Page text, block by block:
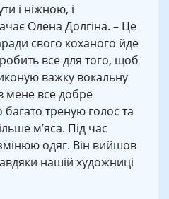
і ніжною, і
Олена Долгіна. – Це
свого коханого йде
все для того, щоб
важку вокальну
мене все добре
треную голос та
м’яса. Під час
одяг. Він вийшов
нашій художниці